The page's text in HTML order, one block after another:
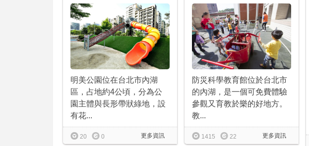
明美公園位在台北市內湖
區，占地約4公頃，分為公
園主體與長形帶狀綠地，設
有花...
更多資訊
20 0
防災科學教育館位於台北市
的內湖，是一個可免費體驗
參觀又育教於樂的好地方。
教...
更多資訊
1415 22